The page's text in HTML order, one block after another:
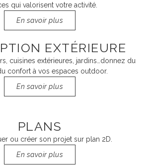
qui valorisent votre activité.
En savoir plus
EXTÉRIEURE
cuisines extérieures, jardins…donnez du
confort à vos espaces outdoor.
En savoir plus
PLANS
ou créer son projet sur plan 2D.
En savoir plus